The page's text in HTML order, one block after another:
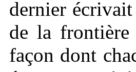
dernier
de la
façon dont